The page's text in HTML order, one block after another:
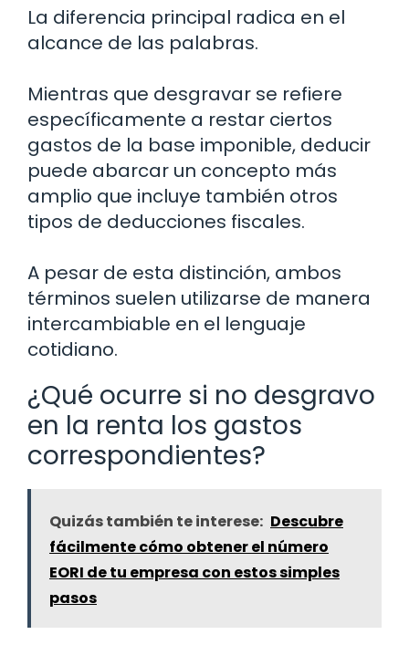
La diferencia principal radica en el
alcance de las palabras.
Mientras que desgravar se refiere
específicamente a restar ciertos
gastos de la base imponible, deducir
puede abarcar un concepto más
amplio que incluye también otros
tipos de deducciones fiscales.
A pesar de esta distinción, ambos
términos suelen utilizarse de manera
intercambiable en el lenguaje
cotidiano.
¿Qué ocurre si no desgravo
en la renta los gastos
correspondientes?
Quizás también te interese: Descubre
fácilmente cómo obtener el número
EORI de tu empresa con estos simples
pasos